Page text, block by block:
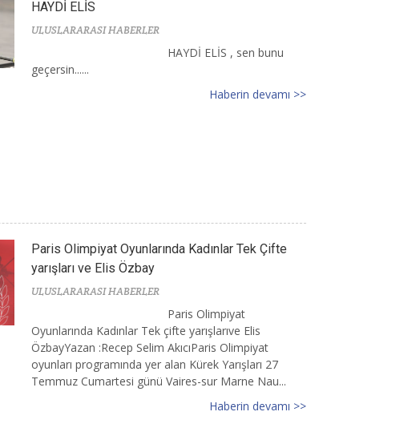
HAYDİ ELİS
ULUSLARARASI HABERLER
HAYDİ ELİS , sen bunu
geçersin......
Haberin devamı >>
Paris Olimpiyat Oyunlarında Kadınlar Tek Çifte
yarışları ve Elis Özbay
ULUSLARARASI HABERLER
Paris Olimpiyat
Oyunlarında Kadınlar Tek çifte yarışlarıve Elis
ÖzbayYazan :Recep Selim AkıcıParis Olimpiyat
oyunları programında yer alan Kürek Yarışları 27
Temmuz Cumartesi günü Vaires-sur Marne Nau...
Haberin devamı >>